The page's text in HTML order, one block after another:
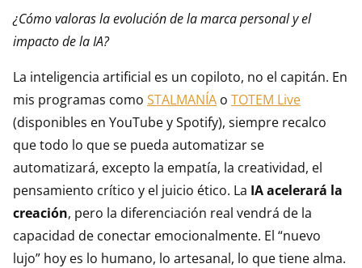
¿Cómo valoras la evolución de la marca personal y el
impacto de la IA?
La inteligencia artificial es un copiloto, no el capitán. En
mis programas como STALMANÍA o TOTEM Live
(disponibles en YouTube y Spotify), siempre recalco
que todo lo que se pueda automatizar se
automatizará, excepto la empatía, la creatividad, el
pensamiento crítico y el juicio ético. La IA acelerará la
creación, pero la diferenciación real vendrá de la
capacidad de conectar emocionalmente. El “nuevo
lujo” hoy es lo humano, lo artesanal, lo que tiene alma.